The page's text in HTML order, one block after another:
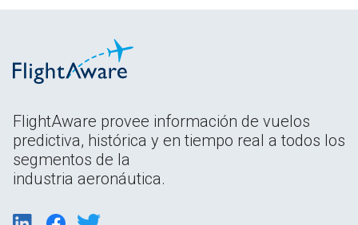
FlightAware provee información de vuelos
predictiva, histórica y en tiempo real a todos los
segmentos de la
industria aeronáutica.